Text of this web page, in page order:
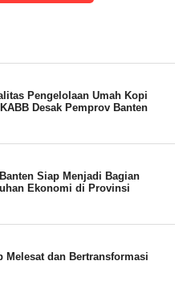
harus bersatu bersama sama
dan persatuan untuk
di Kecamatan
Pengelolaan Umah Kopi
Desak Pemprov Banten
Siap Menjadi Bagian
Ekonomi di Provinsi
Melesat dan Bertransformasi